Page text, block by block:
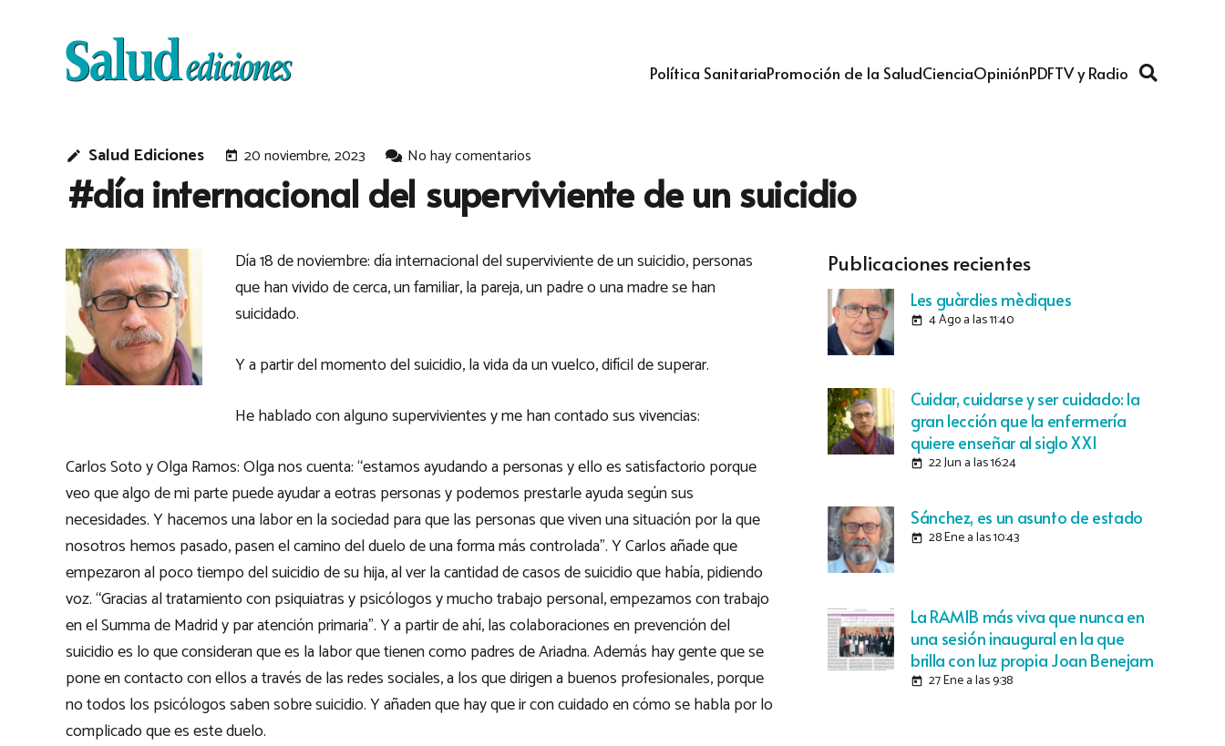
Política SanitariaPromoción de la SaludCienciaOpiniónPDFTV y Radio
edit Salud Ediciones today 20 noviembre, 2023 No hay comentarios
#día internacional del superviviente de un suicidio
Día 18 de noviembre: día internacional del superviviente de un suicidio, personas
que han vivido de cerca, un familiar, la pareja, un padre o una madre se han
suicidado.
Y a partir del momento del suicidio, la vida da un vuelco, difícil de superar.
He hablado con alguno supervivientes y me han contado sus vivencias:
Carlos Soto y Olga Ramos: Olga nos cuenta: “estamos ayudando a personas y ello es satisfactorio porque
veo que algo de mi parte puede ayudar a eotras personas y podemos prestarle ayuda según sus
necesidades. Y hacemos una labor en la sociedad para que las personas que viven una situación por la que
nosotros hemos pasado, pasen el camino del duelo de una forma más controlada”. Y Carlos añade que
empezaron al poco tiempo del suicidio de su hija, al ver la cantidad de casos de suicidio que había, pidiendo
voz. “Gracias al tratamiento con psiquiatras y psicólogos y mucho trabajo personal, empezamos con trabajo
en el Summa de Madrid y par atención primaria”. Y a partir de ahí, las colaboraciones en prevención del
suicidio es lo que consideran que es la labor que tienen como padres de Ariadna. Además hay gente que se
pone en contacto con ellos a través de las redes sociales, a los que dirigen a buenos profesionales, porque
no todos los psicólogos saben sobre suicidio. Y añaden que hay que ir con cuidado en cómo se habla por lo
complicado que es este duelo.
Publicaciones recientes
Les guàrdies mèdiques
today 4 Ago a las 11:40
Cuidar, cuidarse y ser cuidado: la
gran lección que la enfermería
quiere enseñar al siglo XXI
today 22 Jun a las 16:24
Sánchez, es un asunto de estado
today 28 Ene a las 10:43
La RAMIB más viva que nunca en
una sesión inaugural en la que
brilla con luz propia Joan Benejam
today 27 Ene a las 9:38